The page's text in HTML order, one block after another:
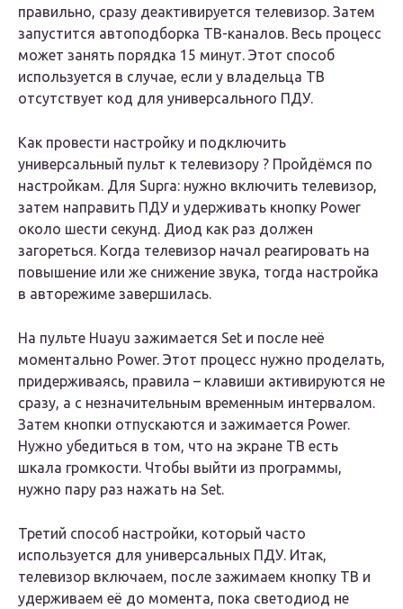
правильно, сразу деактивируется телевизор. Затем
запустится автоподборка ТВ-каналов. Весь процесс
может занять порядка 15 минут. Этот способ
используется в случае, если у владельца ТВ
отсутствует код для универсального ПДУ.
Как провести настройку и подключить
универсальный пульт к телевизору ? Пройдёмся по
настройкам. Для Supra: нужно включить телевизор,
затем направить ПДУ и удерживать кнопку Power
около шести секунд. Диод как раз должен
загореться. Когда телевизор начал реагировать на
повышение или же снижение звука, тогда настройка
в авторежиме завершилась.
На пульте Huayu зажимается Set и после неё
моментально Power. Этот процесс нужно проделать,
придерживаясь, правила – клавиши активируются не
сразу, а с незначительным временным интервалом.
Затем кнопки отпускаются и зажимается Power.
Нужно убедиться в том, что на экране ТВ есть
шкала громкости. Чтобы выйти из программы,
нужно пару раз нажать на Set.
Третий способ настройки, который часто
используется для универсальных ПДУ. Итак,
телевизор включаем, после зажимаем кнопку ТВ и
удерживаем её до момента, пока светодиод не